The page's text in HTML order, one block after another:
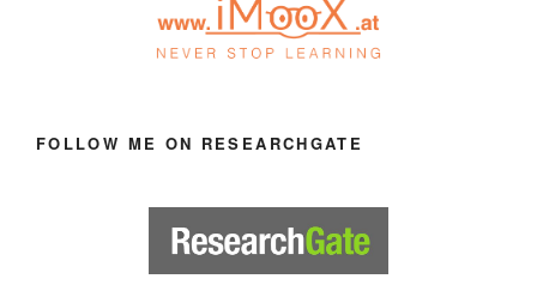
FOLLOW ME ON RESEARCHGATE